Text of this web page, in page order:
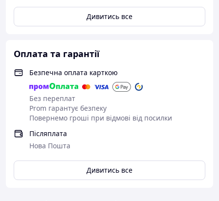
Дивитись все
Оплата та гарантії
Безпечна оплата карткою
Без переплат
Prom гарантує безпеку
Повернемо гроші при відмові від посилки
Післяплата
Нова Пошта
Дивитись все